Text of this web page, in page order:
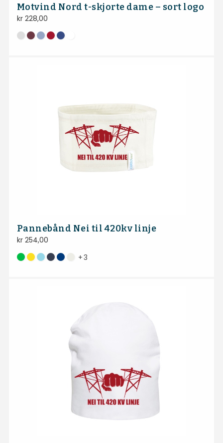
Motvind Nord t-skjorte dame – sort logo
kr228,00
Pannebånd Nei til 420kv linje
kr254,00
+3